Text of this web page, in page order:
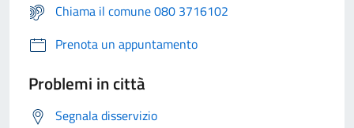
Chiama il comune 080 3716102
Prenota un appuntamento
Problemi in città
Segnala disservizio